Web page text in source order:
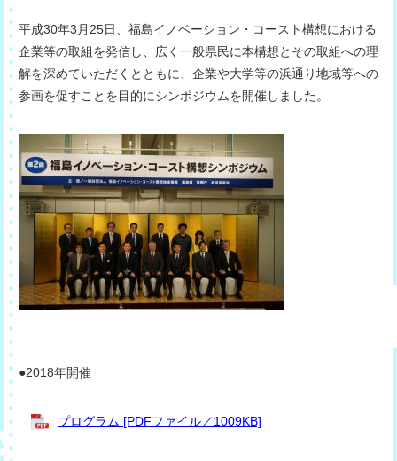
平成30年3月25日、福島イノベーション・コースト構想における
企業等の取組を発信し、広く一般県民に本構想とその取組への理
解を深めていただくとともに、企業や大学等の浜通り地域等への
参画を促すことを目的にシンポジウムを開催しました。
●2018年開催
プログラム [PDFファイル／1009KB]